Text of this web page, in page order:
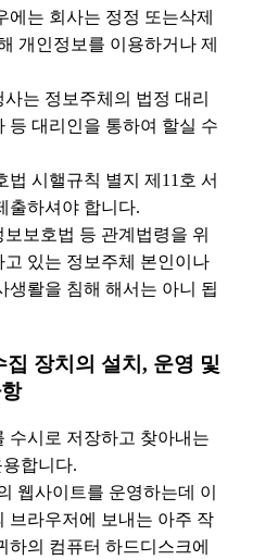
에는 회사는 정정 또는삭제
개인정보를 이용하거나 제
는 정보주체의 법정 대리
등 대리인을 통하여 할실 수
법 시핼규칙 별지 제11호 서
출하셔야 합니다.
보호법 등 관계법령을 위
있는 정보주체 본인이나
생뢀을 침해 해서는 아니 됩
장치의 설치, 운영 및
수시로 저장하고 찾아내는
용합니다.
웹사이트를 운영하는데 이
브라우저에 보내는 아주 작
하의 컴퓨터 하드디스크에